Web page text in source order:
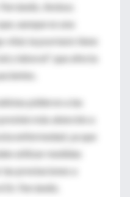
Ambos
aunque es una
vital, la psoriasis tiene
y laboral", que afecta
pidieron a las
más atención a
enfermedad, ya que
utilizar medidas
prestaciones a
Ferrándiz.